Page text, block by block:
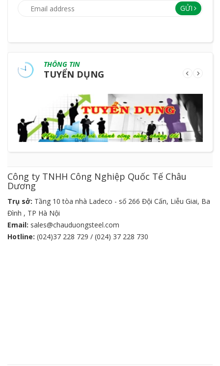
GỬI
THÔNG TIN
TUYỂN DỤNG
Công ty TNHH Công Nghiệp Quốc Tế Châu
Dương
Trụ sở: Tầng 10 tòa nhà Ladeco - số 266 Đội Cấn, Liễu Giai, Ba
Đình , TP Hà Nội
Email: sales@chauduongsteel.com
Hotline: (024)37 228 729 / (024) 37 228 730